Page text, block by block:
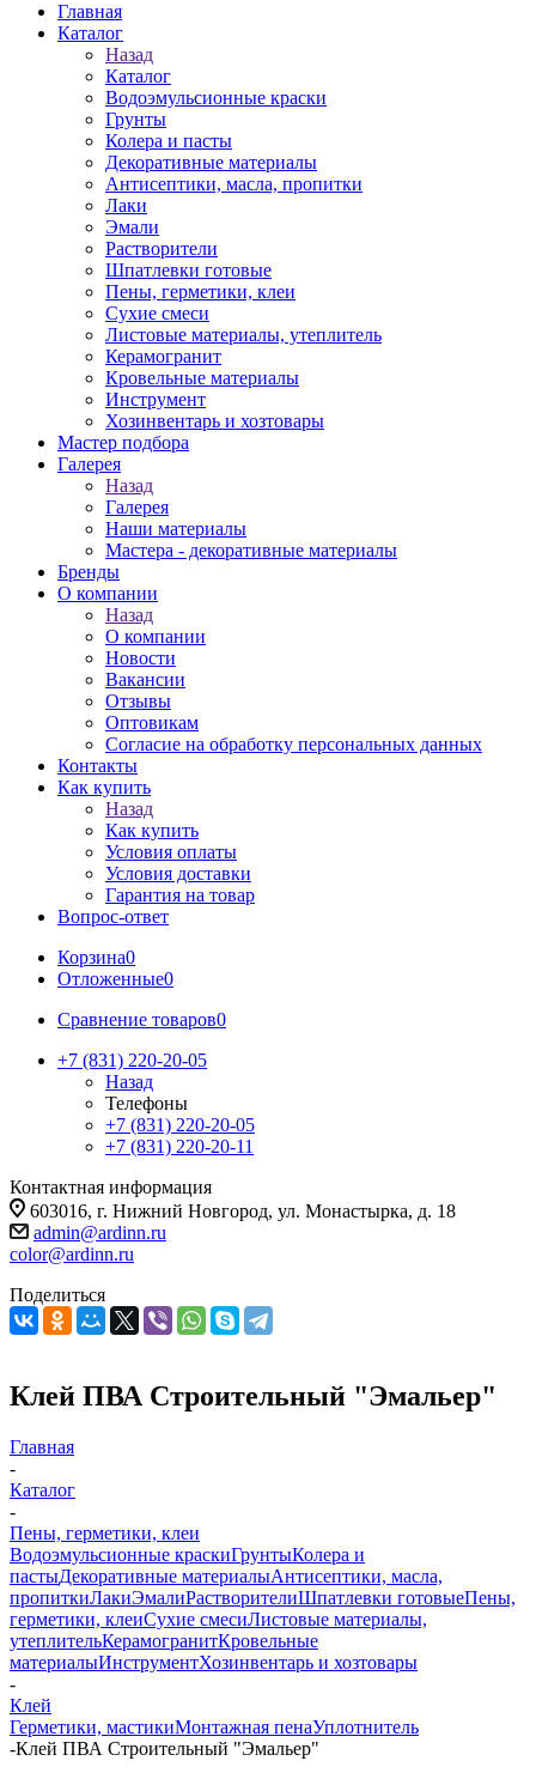
Главная
Каталог
Назад
Каталог
Водоэмульсионные краски
Грунты
Колера и пасты
Декоративные материалы
Антисептики, масла, пропитки
Лаки
Эмали
Растворители
Шпатлевки готовые
Пены, герметики, клеи
Сухие смеси
Листовые материалы, утеплитель
Керамогранит
Кровельные материалы
Инструмент
Хозинвентарь и хозтовары
Мастер подбора
Галерея
Назад
Галерея
Наши материалы
Мастера - декоративные материалы
Бренды
О компании
Назад
О компании
Новости
Вакансии
Отзывы
Оптовикам
Cогласие на обработку персональных данных
Контакты
Как купить
Назад
Как купить
Условия оплаты
Условия доставки
Гарантия на товар
Вопрос-ответ
Корзина0
Отложенные0
Сравнение товаров0
+7 (831) 220-20-05
Назад
Телефоны
+7 (831) 220-20-05
+7 (831) 220-20-11
Контактная информация
603016, г. Нижний Новгород, ул. Монастырка, д. 18
admin@ardinn.ru
color@ardinn.ru
Поделиться
Клей ПВА Строительный "Эмальер"
Главная
-
Каталог
-
Пены, герметики, клеи
Водоэмульсионные краскиГрунтыКолера и
пастыДекоративные материалыАнтисептики, масла,
пропиткиЛакиЭмалиРастворителиШпатлевки готовыеПены,
герметики, клеиСухие смесиЛистовые материалы,
утеплительКерамогранитКровельные
материалыИнструментХозинвентарь и хозтовары
-
Клей
Герметики, мастикиМонтажная пенаУплотнитель
-Клей ПВА Строительный "Эмальер"